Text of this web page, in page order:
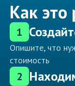
Как это
1
Опишите, что
стоимость
2